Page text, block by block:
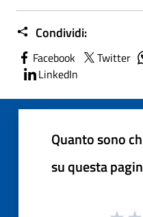
Condividi:
Facebook Twitter
LinkedIn
Quanto sono
su questa